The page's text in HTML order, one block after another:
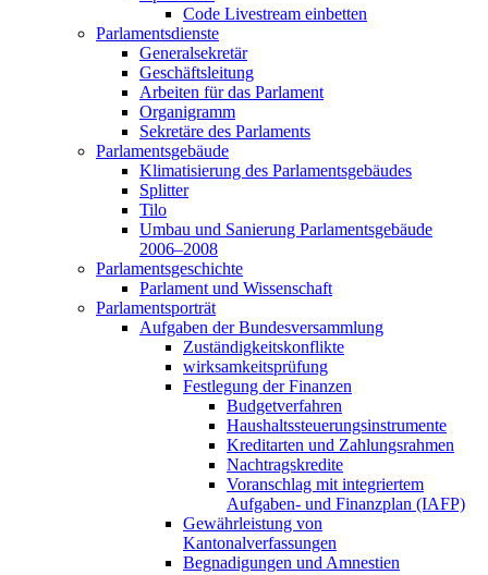
Code Livestream einbetten
Parlamentsdienste
Generalsekretär
Geschäftsleitung
Arbeiten für das Parlament
Organigramm
Sekretäre des Parlaments
Parlamentsgebäude
Klimatisierung des Parlamentsgebäudes
Splitter
Tilo
Umbau und Sanierung Parlamentsgebäude
2006–2008
Parlamentsgeschichte
Parlament und Wissenschaft
Parlamentsporträt
Aufgaben der Bundesversammlung
Zuständigkeitskonflikte
wirksamkeitsprüfung
Festlegung der Finanzen
Budgetverfahren
Haushaltssteuerungsinstrumente
Kreditarten und Zahlungsrahmen
Nachtragskredite
Voranschlag mit integriertem
Aufgaben- und Finanzplan (IAFP)
Gewährleistung von
Kantonalverfassungen
Begnadigungen und Amnestien